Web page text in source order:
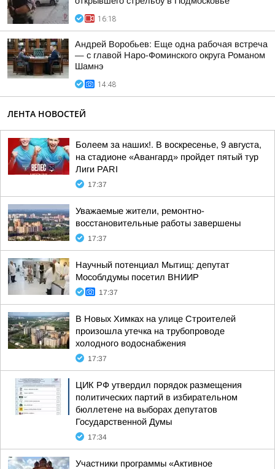
16:18
Андрей Воробьев: Еще одна рабочая встреча
— с главой Наро-Фоминского округа Романом
Шамнэ
14:48
ЛЕНТА НОВОСТЕЙ
Болеем за наших!. В воскресенье, 9 августа,
на стадионе «Авангард» пройдет пятый тур
Лиги PARI
17:37
Уважаемые жители, ремонтно-
восстановительные работы завершены
17:37
Научный потенциал Мытищ: депутат
Мособлдумы посетил ВНИИР
17:37
В Новых Химках на улице Строителей
произошла утечка на трубопроводе
холодного водоснабжения
17:37
ЦИК РФ утвердил порядок размещения
политических партий в избирательном
бюллетене на выборах депутатов
Государственной Думы
17:34
Участники программы «Активное